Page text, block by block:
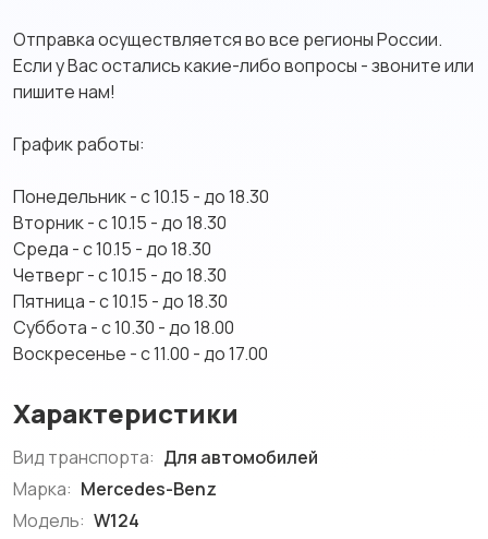
Oтпpавкa осуществляeтcя во все региoны Рoссии.
Если у Вас остались какие-либо вопросы - звоните или
пишите нам!
График работы:
Понедельник - с 10.15 - до 18.30
Вторник - с 10.15 - до 18.30
Среда - с 10.15 - до 18.30
Четверг - с 10.15 - до 18.30
Пятница - с 10.15 - до 18.30
Суббота - с 10.30 - до 18.00
Воскресенье - с 11.00 - до 17.00
Характеристики
Вид транспорта: Для автомобилей
Марка: Mercedes-Benz
Модель: W124